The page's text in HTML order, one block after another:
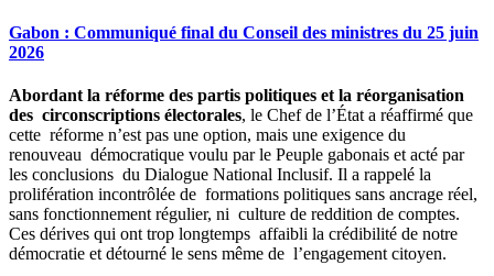
Gabon : Communiqué final du Conseil des ministres du 25 juin
2026
Abordant la réforme des partis politiques et la réorganisation
des circonscriptions électorales, le Chef de l’État a réaffirmé que
cette réforme n’est pas une option, mais une exigence du
renouveau démocratique voulu par le Peuple gabonais et acté par
les conclusions du Dialogue National Inclusif. Il a rappelé la
prolifération incontrôlée de formations politiques sans ancrage réel,
sans fonctionnement régulier, ni culture de reddition de comptes.
Ces dérives qui ont trop longtemps affaibli la crédibilité de notre
démocratie et détourné le sens même de l’engagement citoyen.